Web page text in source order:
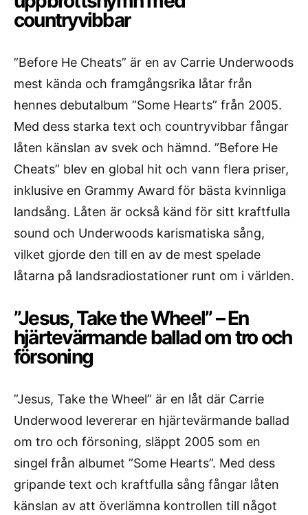
countryvibbar
”Before He Cheats” är en av Carrie Underwoods
mest kända och framgångsrika låtar från
hennes debutalbum ”Some Hearts” från 2005.
Med dess starka text och countryvibbar fångar
låten känslan av svek och hämnd. ”Before He
Cheats” blev en global hit och vann flera priser,
inklusive en Grammy Award för bästa kvinnliga
landsång. Låten är också känd för sitt kraftfulla
sound och Underwoods karismatiska sång,
vilket gjorde den till en av de mest spelade
låtarna på landsradiostationer runt om i världen.
”Jesus, Take the Wheel” – En
hjärtevärmande ballad om tro och
försoning
”Jesus, Take the Wheel” är en låt där Carrie
Underwood levererar en hjärtevärmande ballad
om tro och försoning, släppt 2005 som en
singel från albumet ”Some Hearts”. Med dess
gripande text och kraftfulla sång fångar låten
känslan av att överlämna kontrollen till något